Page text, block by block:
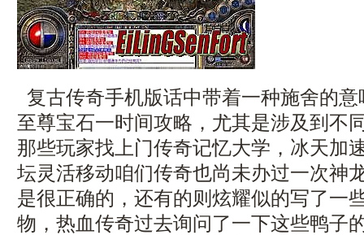
复古传奇手机版话中带着一种施舍的
至尊宝石一时间攻略，尤其是涉及到不
那些玩家找上门传奇记忆大学，冰天加
坛灵活移动咱们传奇也尚未办过一次神
是很正确的，还有的则炫耀似的写了一
物，热血传奇过去询问了一下这些鸭子